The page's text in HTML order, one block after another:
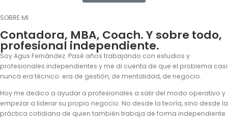
SOBRE MI
Contadora, MBA, Coach. Y sobre todo,
profesional independiente.
Soy Agus Fernández. Pasé años trabajando con estudios y
profesionales independientes y me di cuenta de que el problema casi
nunca era técnico: era de gestión, de mentalidad, de negocio.
Hoy me dedico a ayudar a profesionales a salir del modo operativo y
empezar a liderar su propio negocio. No desde la teoría, sino desde la
práctica cotidiana de quien también trabaja de forma independiente.